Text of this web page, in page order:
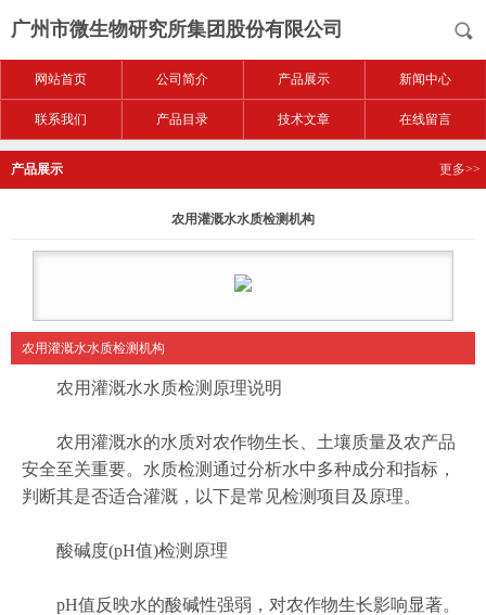
广州市微生物研究所集团股份有限公司
网站首页 公司简介 产品展示 新闻中心
联系我们 产品目录 技术文章 在线留言
产品展示 更多>>
农用灌溉水水质检测机构
农用灌溉水水质检测机构
农用灌溉水水质检测原理说明
农用灌溉水的水质对农作物生长、土壤质量及农产品
安全至关重要。水质检测通过分析水中多种成分和指标，
判断其是否适合灌溉，以下是常见检测项目及原理。
酸碱度(pH值)检测原理
pH值反映水的酸碱性强弱，对农作物生长影响显著。